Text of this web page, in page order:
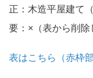
正：木造平屋建て
要：×（表から削除
表はこちら（赤枠